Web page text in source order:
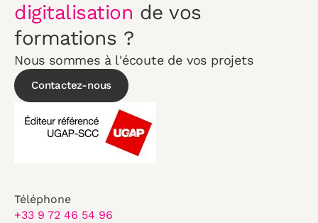
digitalisation de vos
formations ?
Nous sommes à l'écoute de vos projets
Contactez-nous
Téléphone
+33 9 72 46 54 96